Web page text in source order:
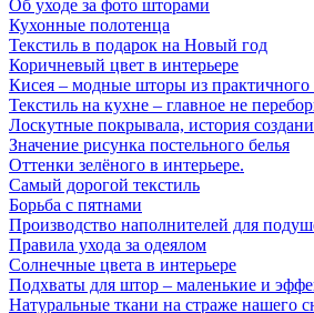
Об уходе за фото шторами
Кухонные полотенца
Текстиль в подарок на Новый год
Коричневый цвет в интерьере
Кисея – модные шторы из
Текстиль на кухне – главное не
Лоскутные покрывала, история
Значение рисунка постельного белья
Оттенки зелёного в интерьере.
Самый дорогой текстиль
Борьба с пятнами
Производство наполнителей для
Правила ухода за одеялом
Солнечные цвета в интерьере
Подхваты для штор – маленькие и
Натуральные ткани на страже нашего